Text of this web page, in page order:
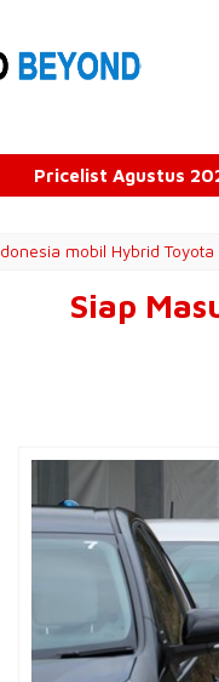
Pricelist Agustus
mobil Hybrid Toyota
Siap